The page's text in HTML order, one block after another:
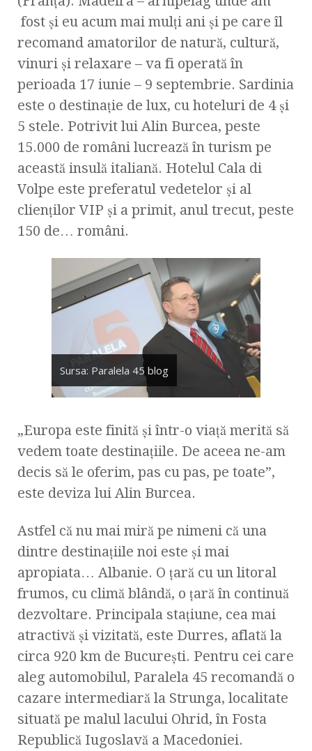
fost şi eu acum mai mulţi ani şi pe care îl
recomand amatorilor de natură, cultură,
vinuri şi relaxare – va fi operată în
perioada 17 iunie – 9 septembrie. Sardinia
este o destinaţie de lux, cu hoteluri de 4 şi
5 stele. Potrivit lui Alin Burcea, peste
15.000 de români lucrează în turism pe
această insulă italiană. Hotelul Cala di
Volpe este preferatul vedetelor şi al
clienţilor VIP şi a primit, anul trecut, peste
150 de… români.
Sursa: Paralela 45 blog
„Europa este finită şi într-o viaţă merită să
vedem toate destinaţiile. De aceea ne-am
decis să le oferim, pas cu pas, pe toate”,
este deviza lui Alin Burcea.
Astfel că nu mai miră pe nimeni că una
dintre destinaţiile noi este şi mai
apropiata… Albanie. O ţară cu un litoral
frumos, cu climă blândă, o ţară în continuă
dezvoltare. Principala staţiune, cea mai
atractivă şi vizitată, este Durres, aflată la
circa 920 km de Bucureşti. Pentru cei care
aleg automobilul, Paralela 45 recomandă o
cazare intermediară la Strunga, localitate
situată pe malul lacului Ohrid, în Fosta
Republică Iugoslavă a Macedoniei.